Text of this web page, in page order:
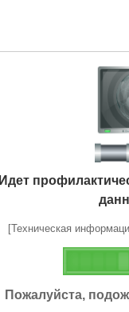
Идет
[Техническая
Пожалуйста,